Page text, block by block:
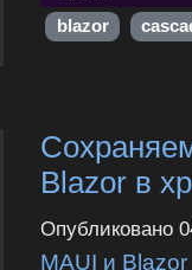
blazor
Blazor в
Опубликовано
MAUI и Blazor